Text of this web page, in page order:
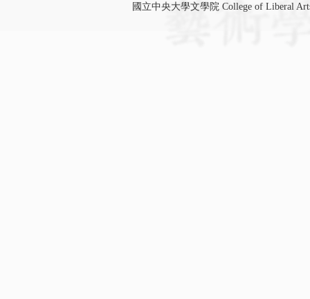
國立中央大學文學院 College of Liberal